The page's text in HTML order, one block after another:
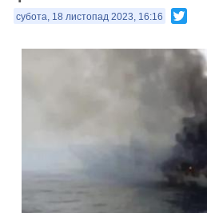
субота, 18 листопад 2023, 16:16